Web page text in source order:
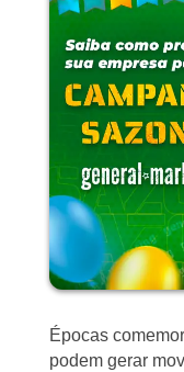
Épocas
podem gerar